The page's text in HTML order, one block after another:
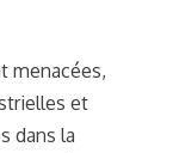
menacées,
et
dans la